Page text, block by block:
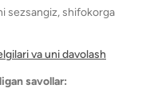
sezsangiz, shifokorga
va uni davolash
savollar: